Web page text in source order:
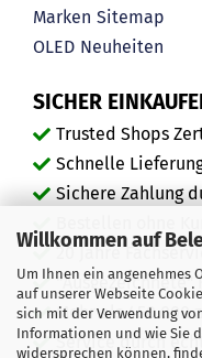
Willkommen auf
Um Ihnen ein angenehmes
auf unserer Webseite
sich mit der Verwendung
Informationen und wie Sie
widersprechen können,
Marken Sitemap
OLED Neuheiten
SICHER
Trusted Shops
Schnelle
Sichere Zahlung
20 Jahre
"Ausgezeichnete"
Mehr als 450.000
Service durch